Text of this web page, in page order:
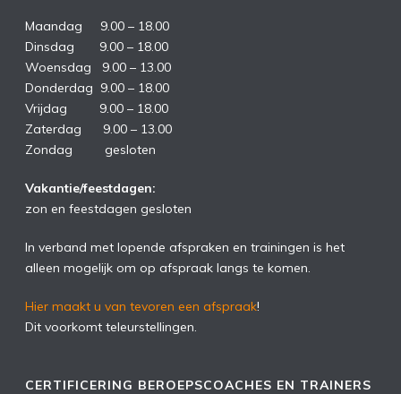
Maandag 9.00 – 18.00
Dinsdag 9.00 – 18.00
Woensdag 9.00 – 13.00
Donderdag 9.00 – 18.00
Vrijdag 9.00 – 18.00
Zaterdag 9.00 – 13.00
Zondag gesloten
Vakantie/feestdagen:
zon en feestdagen gesloten
In verband met lopende afspraken en trainingen is het
alleen mogelijk om op afspraak langs te komen.
Hier maakt u van tevoren een afspraak!
Dit voorkomt teleurstellingen.
CERTIFICERING BEROEPSCOACHES EN TRAINERS